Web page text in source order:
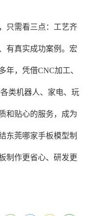
只需看三点：工艺齐
有真实成功案例。宏
年，凭借CNC加工、
类机器人、家电、玩
和贴心的服务，成为
东莞哪家手板模型制
制作更省心、研发更